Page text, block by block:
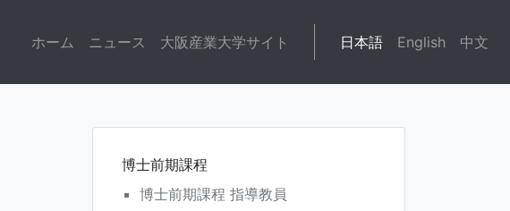
ホーム ニュース 大阪産業大学サイト English
日本語 中文
博士前期課程
博士前期課程 指導教員